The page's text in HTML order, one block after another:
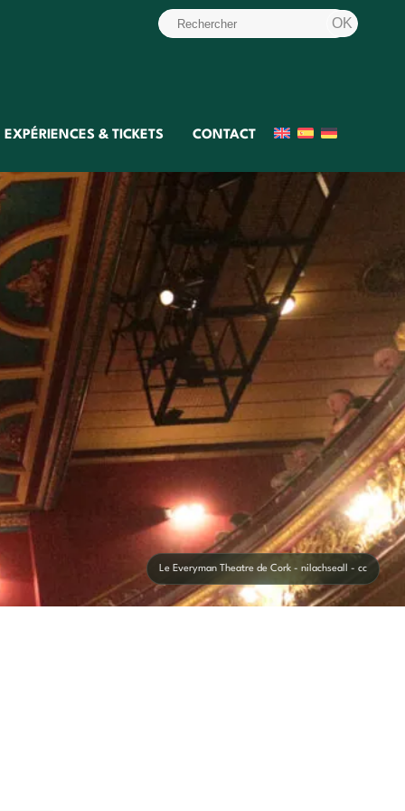
EXPÉRIENCES & TICKETS CONTACT
Le Everyman Theatre de Cork - nilachseall - cc